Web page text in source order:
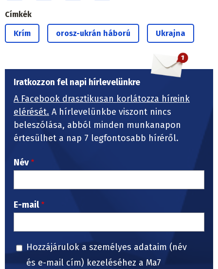
Címkék
Krím orosz-ukrán háború Ukrajna
Iratkozzon fel napi hírlevelünkre
A Facebook drasztikusan korlátozza híreink
elérését. A hírlevelünkbe viszont nincs
beleszólása, abból minden munkanapon
értesülhet a nap 7 legfontosabb híréről.
Név
E-mail
Hozzájárulok a személyes adataim (név
és e-mail cím) kezeléséhez a Ma7